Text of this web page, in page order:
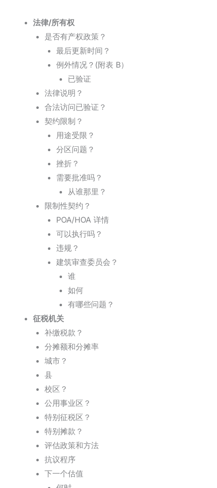
法律/所有权
是否有产权政策？
最后更新时间？
例外情况？(附表 B）
已验证
法律说明？
合法访问已验证？
契约限制？
用途受限？
分区问题？
挫折？
需要批准吗？
从谁那里？
限制性契约？
POA/HOA 详情
可以执行吗？
违规？
建筑审查委员会？
谁
如何
有哪些问题？
征税机关
补缴税款？
分摊额和分摊率
城市？
县
校区？
公用事业区？
特别征税区？
特别摊款？
评估政策和方法
抗议程序
下一个估值